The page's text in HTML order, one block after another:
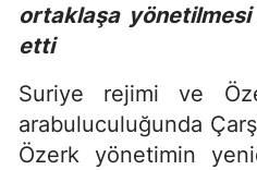
ortaklaşa yönetilmesi
etti
Suriye rejimi ve
arabuluculuğunda
Özerk yönetimin